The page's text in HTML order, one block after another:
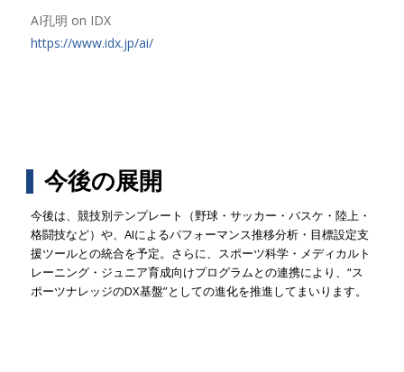
AI孔明 on IDX
https://www.idx.jp/ai/
今後の展開
今後は、競技別テンプレート（野球・サッカー・バスケ・陸上・
格闘技など）や、AIによるパフォーマンス推移分析・目標設定支
援ツールとの統合を予定。さらに、スポーツ科学・メディカルト
レーニング・ジュニア育成向けプログラムとの連携により、“ス
ポーツナレッジのDX基盤”としての進化を推進してまいります。